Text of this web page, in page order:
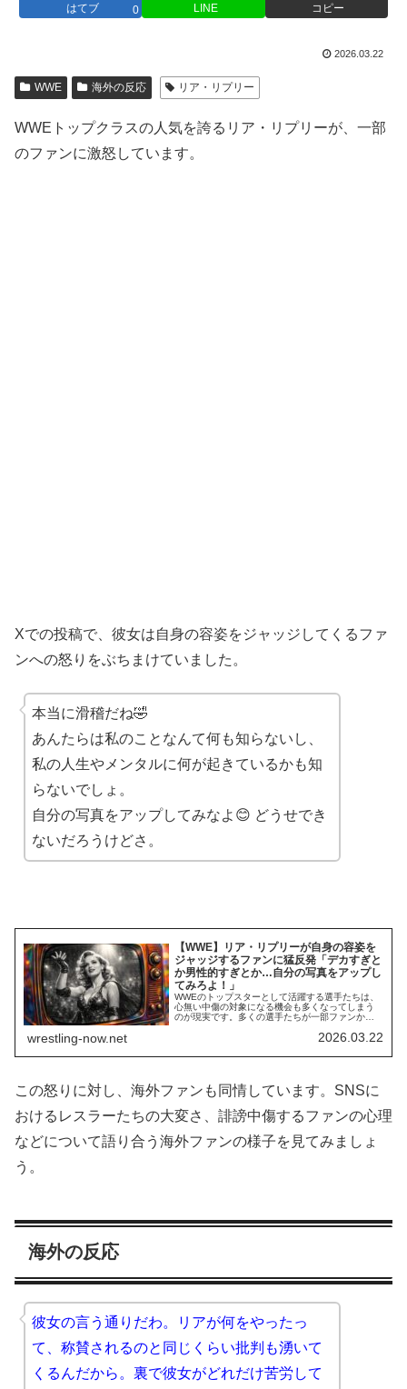
はてブ 0 LINE コピー
2026.03.22
WWE 海外の反応 リア・リプリー
WWEトップクラスの人気を誇るリア・リプリーが、一部
のファンに激怒しています。
Xでの投稿で、彼女は自身の容姿をジャッジしてくるファ
ンへの怒りをぶちまけていました。
本当に滑稽だね🤣
あんたらは私のことなんて何も知らないし、
私の人生やメンタルに何が起きているかも知
らないでしょ。
自分の写真をアップしてみなよ😊 どうせでき
ないだろうけどさ。
【WWE】リア・リプリーが自身の容姿を
ジャッジするファンに猛反発「デカすぎと
か男性的すぎとか…自分の写真をアップし
てみろよ！」
WWEのトップスターとして活躍する選手たちは、
心無い中傷の対象になる機会も多くなってしまう
のが現実です。多くの選手たちが一部ファンから
心人物であるリア・リプリーは自身の容姿をジャ
得ない状況が続いています。彼女はもうウンザリ
wrestling-now.net 2026.03.22
この怒りに対し、海外ファンも同情しています。SNSに
おけるレスラーたちの大変さ、誹謗中傷するファンの心理
などについて語り合う海外ファンの様子を見てみましょ
う。
海外の反応
彼女の言う通りだわ。リアが何をやったっ
て、称賛されるのと同じくらい批判も湧いて
くるんだから。裏で彼女がどれだけ苦労して